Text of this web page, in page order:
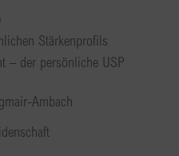
Stärkenprofils
– der persönliche USP
Ambach